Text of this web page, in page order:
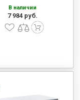
В наличии
7 984 руб.